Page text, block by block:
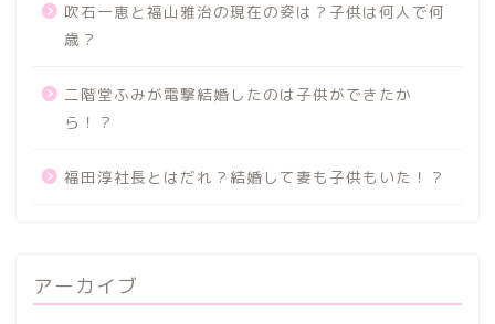
吹石一恵と福山雅治の現在の姿は？子供は何人で何
歳？
二階堂ふみが電撃結婚したのは子供ができたか
ら！？
福田淳社長とはだれ？結婚して妻も子供もいた！？
アーカイブ